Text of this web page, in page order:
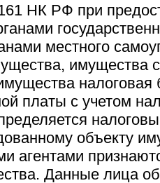
НК РФ при
местного
имущества
налоговая
платы с учетом
объекту
агентами
Данные лица